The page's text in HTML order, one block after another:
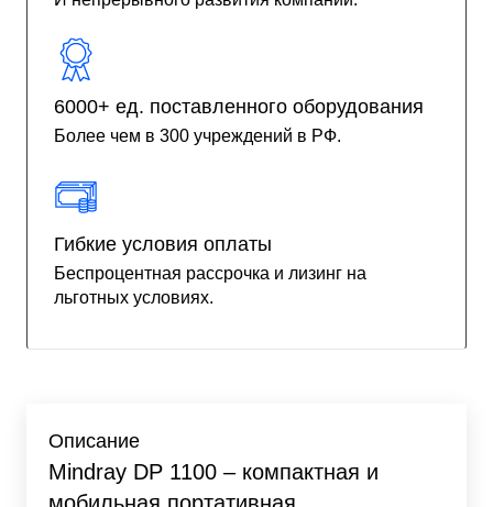
6000+ ед. поставленного оборудования
Более чем в 300 учреждений в РФ.
Гибкие условия оплаты
Беспроцентная рассрочка и лизинг на
льготных условиях.
Описание
Mindray DP 1100 – компактная и